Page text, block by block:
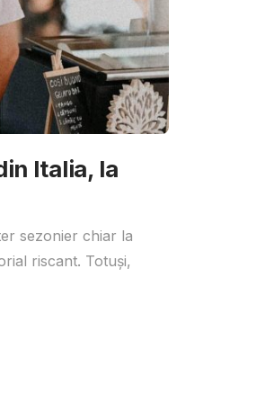
Italia, la
sezonier chiar la
riscant. Totuși,